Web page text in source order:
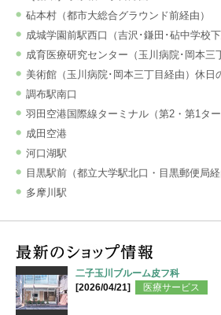
砧本村（都市大総合グラウンド前経由）
成城学園前駅西口（吉沢･鎌田･砧中学校下
成育医療研究センター（玉川病院･岡本三
美術館（玉川病院･岡本三丁目経由）休日
調布駅南口
羽田空港国際線ターミナル（第2・第1ター
成田空港
河口湖駅
目黒駅前（都立大学駅北口・目黒郵便局経
多摩川駅
二子玉川ブルーム皮フ科
[2026/04/21]
医療サービス